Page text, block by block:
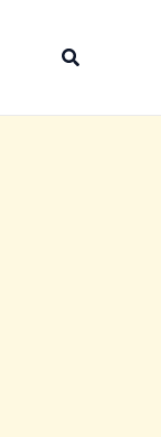
Suchen